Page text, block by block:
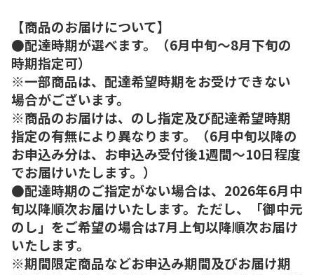
【商品のお届けについて】
●配達時期が選べます。（6月中旬～8月下旬の
時期指定可）
※一部商品は、配達希望時期をお受けできない
場合がございます。
※商品のお届けは、のし指定及び配達希望時期
指定の有無により異なります。（6月中旬以降の
お申込み分は、お申込み受付後1週間～10日程度
でお届けいたします。）
●配達時期のご指定がない場合は、2026年6月中
旬以降順次お届けいたします。ただし、「御中元
のし」をご希望の場合は7月上旬以降順次お届け
いたします。
※期間限定商品などお申込み期間及びお届け期